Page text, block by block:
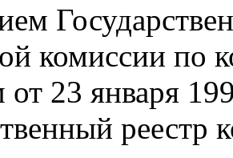
комиссии по
23 января
реестр